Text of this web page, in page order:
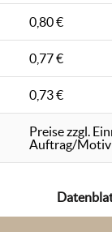
0,80 €
0,77 €
0,73 €
Preise zzgl.
Auftrag/Motiv